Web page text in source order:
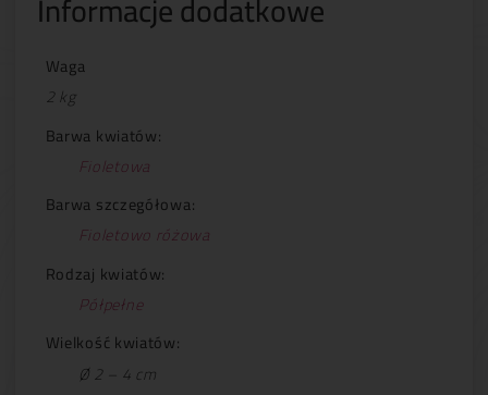
Waga
2 kg
Barwa kwiatów:
Fioletowa
Barwa szczegółowa:
Fioletowo różowa
Rodzaj kwiatów:
Półpełne
Wielkość kwiatów:
Ø 2 – 4 cm